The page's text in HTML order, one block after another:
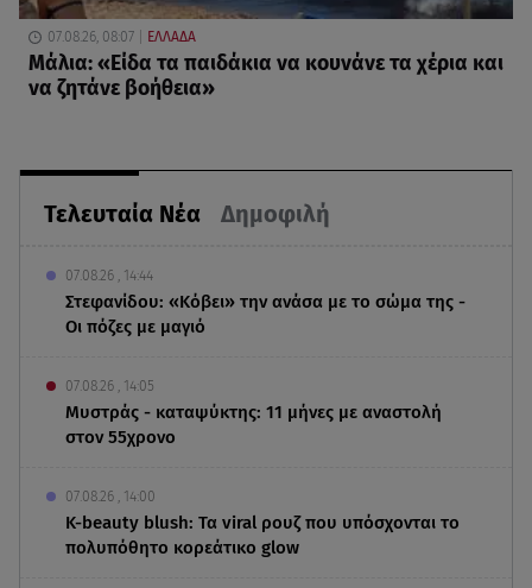
Τελευταία Νέα Δημοφιλή
07.08.26 , 14:44
Στεφανίδου: «Κόβει» την ανάσα με το σώμα της -
Οι πόζες με μαγιό
07.08.26 , 14:05
Μυστράς - καταψύκτης: 11 μήνες με αναστολή
στον 55χρονο
07.08.26 , 14:00
K-beauty blush: Τα viral ρουζ που υπόσχονται το
πολυπόθητο κορεάτικο glow
07.08.26, 08:07 ΕΛΛΑΔΑ
Μάλια: «Είδα τα παιδάκια να κουνάνε τα χέρια και
να ζητάνε βοήθεια»